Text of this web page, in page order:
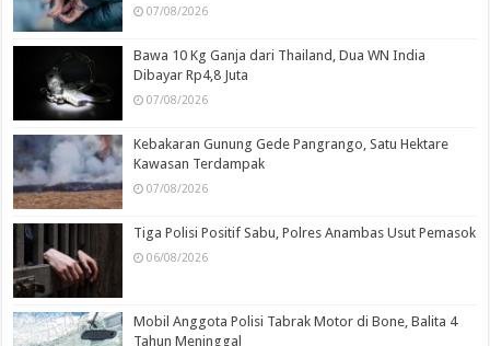
07/08/2026
Bawa 10 Kg Ganja dari Thailand, Dua WN India
Dibayar Rp4,8 Juta
07/08/2026
Kebakaran Gunung Gede Pangrango, Satu Hektare
Kawasan Terdampak
07/08/2026
Tiga Polisi Positif Sabu, Polres Anambas Usut Pemasok
06/08/2026
Mobil Anggota Polisi Tabrak Motor di Bone, Balita 4
Tahun Meninggal